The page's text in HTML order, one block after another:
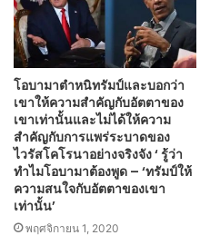
โอบามาตำหนิทรัมป์และบอกว่า
เขาให้ความสำคัญกับอัตตาของ
เขาเท่านั้นและไม่ได้ให้ความ
สำคัญกับการแพร่ระบาดของ
ไวรัสโคโรนาอย่างจริงจัง ‘ รู้ว่า
ทำไมโอบามาต้องพูด – ‘ทรัมป์ให้
ความสนใจกับอัตตาของเขา
เท่านั้น’
พฤศจิกายน 1, 2020